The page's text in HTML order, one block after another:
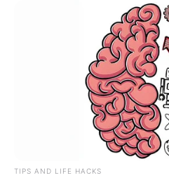
TIPS AND LIFE HACKS